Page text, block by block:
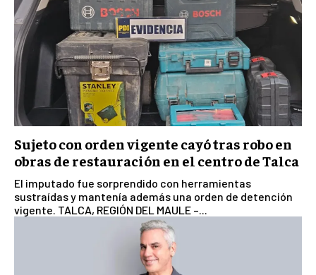
Sujeto con orden vigente cayó tras robo en
obras de restauración en el centro de Talca
El imputado fue sorprendido con herramientas
sustraídas y mantenía además una orden de detención
vigente. TALCA, REGIÓN DEL MAULE –...